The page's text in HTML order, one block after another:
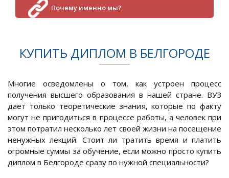
Почему именно мы?
КУПИТЬ ДИПЛОМ В БЕЛГОРОДЕ
Многие осведомлены о том, как устроен процесс
получения высшего образования в нашей стране. ВУЗ
дает только теоретические знания, которые по факту
могут не пригодиться в процессе работы, а человек при
этом потратил несколько лет своей жизни на посещение
ненужных лекций. Стоит ли тратить время и платить
огромные суммы за обучение, если можно просто купить
диплом в Белгороде сразу по нужной специальности?